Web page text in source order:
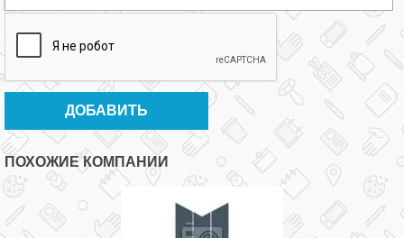
ПОХОЖИЕ КОМПАНИИ